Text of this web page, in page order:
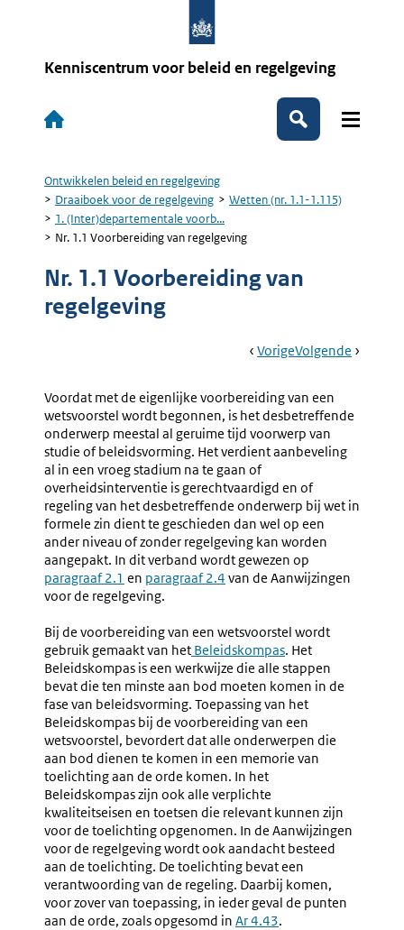
Kenniscentrum voor beleid en regelgeving
Hoofdnavigatie
Zoeken
Kruimelpad
Ontwikkelen beleid en regelgeving
Draaiboek voor de regelgeving
Wetten (nr. 1.1-1.115)
1. (Inter)departementale voorb...
Nr. 1.1 Voorbereiding van regelgeving
Nr. 1.1 Voorbereiding van
regelgeving
Book
Ga
VorigePagina:
Voorbereiding
(nr.
1.1-
1.14)
Ga
Volgende Pagina:
Voor
Voordat met de eigenlijke voorbereiding van een
wetsvoorstel wordt begonnen, is het desbetreffende
onderwerp meestal al geruime tijd voorwerp van
studie of beleidsvorming. Het verdient aanbeveling
al in een vroeg stadium na te gaan of
overheidsinterventie is gerechtvaardigd en of
regeling van het desbetreffende onderwerp bij wet in
formele zin dient te geschieden dan wel op een
ander niveau of zonder regelgeving kan worden
aangepakt. In dit verband wordt gewezen op
paragraaf 2.1 en paragraaf 2.4 van de Aanwijzingen
voor de regelgeving.
Bij de voorbereiding van een wetsvoorstel wordt
gebruik gemaakt van het Beleidskompas. Het
Beleidskompas is een werkwijze die alle stappen
bevat die ten minste aan bod moeten komen in de
fase van beleidsvorming. Toepassing van het
Beleidskompas bij de voorbereiding van een
wetsvoorstel, bevordert dat alle onderwerpen die
aan bod dienen te komen in een memorie van
toelichting aan de orde komen. In het
Beleidskompas zijn ook alle verplichte
kwaliteitseisen en toetsen die relevant kunnen zijn
voor de toelichting opgenomen. In de Aanwijzingen
voor de regelgeving wordt ook aandacht besteed
aan de toelichting. De toelichting bevat een
verantwoording van de regeling. Daarbij komen,
voor zover van toepassing, in ieder geval de punten
aan de orde, zoals opgesomd in Ar 4.43.